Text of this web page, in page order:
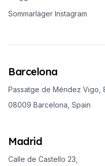
Sommarläger Instagram
Barcelona
Passatge de Méndez Vigo,
08009 Barcelona, Spain
Madrid
Calle de Castello 23,